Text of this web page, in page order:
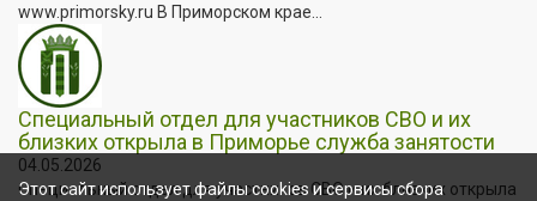
www.primorsky.ru В Приморском крае...
Специальный отдел для участников СВО и их
близких открыла в Приморье служба занятости
04.05.2026
Специальный отдел для участников СВО и их близких открыла
Этот сайт использует файлы cookies и сервисы сбора